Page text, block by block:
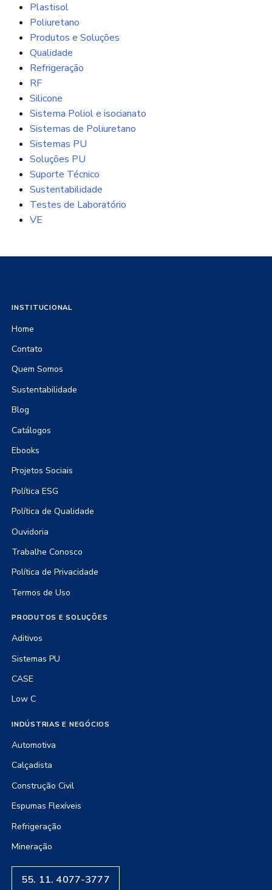
Plastisol
Poliuretano
Produtos e Soluções
Qualidade
Refrigeração
RF
Silicone
Sistema Poliol e isocianato
Sistemas de Poliuretano
Sistemas PU
Soluções PU
Suporte Técnico
Sustentabilidade
Testes de Laboratório
VE
INSTITUCIONAL
Home
Contato
Quem Somos
Sustentabilidade
Blog
Catálogos
Ebooks
Projetos Sociais
Política ESG
Política de Qualidade
Ouvidoria
Trabalhe Conosco
Política de Privacidade
Termos de Uso
PRODUTOS E SOLUÇÕES
Aditivos
Sistemas PU
CASE
Low C
INDÚSTRIAS E NEGÓCIOS
Automotiva
Calçadista
Construção Civil
Espumas Flexíveis
Refrigeração
Mineração
55. 11. 4077-3777